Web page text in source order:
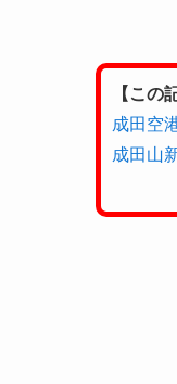
【この
成田空
成田山